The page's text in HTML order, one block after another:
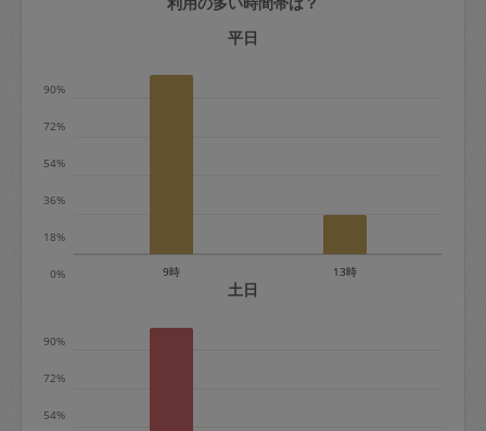
定期契約をキャンセルする場合、毎週定
期は月2回まで隔週定期は月1回までキャ
※キャンセル料金の設定について：
平日
0%
18%
36%
54%
72%
90%
9時 13時
土日
54%
72%
90%